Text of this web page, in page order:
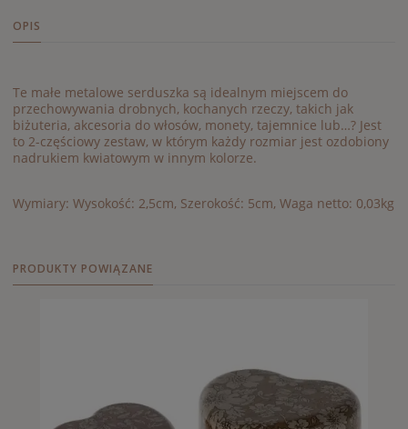
OPIS
Te małe metalowe serduszka są idealnym miejscem do
przechowywania drobnych, kochanych rzeczy, takich jak
biżuteria, akcesoria do włosów, monety, tajemnice lub…? Jest
to 2-częściowy zestaw, w którym każdy rozmiar jest ozdobiony
nadrukiem kwiatowym w innym kolorze.
Wymiary: Wysokość: 2,5cm, Szerokość: 5cm, Waga netto: 0,03kg
PRODUKTY POWIĄZANE